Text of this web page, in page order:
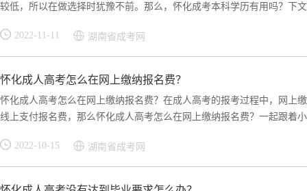
较低，所以在做选择时犹豫不前。那么，怀化成考本科学历有用吗？下
2022-11-11 湖南省成考网
怀化成人高考怎么在网上缴纳报名费？
怀化成人高考怎么在网上缴纳报名费？在成人高考的报考过程中，网上
线上支付报名费，那么怀化成人高考怎么在网上缴纳报名费？一起跟着
2022-10-15 湖南省成考网